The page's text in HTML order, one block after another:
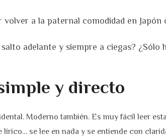
volver a la paternal comodidad en
salto adelante y siempre a ciegas?
y directo
Moderno también. Es muy fácil leer
lírico… se lee en nada y se entiende con